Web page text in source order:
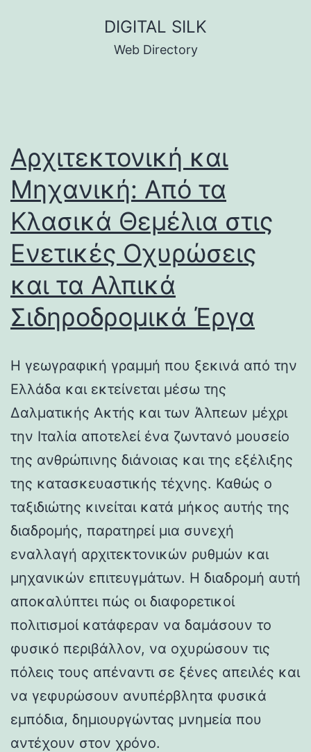
DIGITAL SILK
Web Directory
Αρχιτεκτονική και
Μηχανική: Από τα
Κλασικά Θεμέλια στις
Ενετικές Οχυρώσεις
και τα Αλπικά
Σιδηροδρομικά Έργα
Η γεωγραφική γραμμή που ξεκινά από την
Ελλάδα και εκτείνεται μέσω της
Δαλματικής Ακτής και των Άλπεων μέχρι
την Ιταλία αποτελεί ένα ζωντανό μουσείο
της ανθρώπινης διάνοιας και της εξέλιξης
της κατασκευαστικής τέχνης. Καθώς ο
ταξιδιώτης κινείται κατά μήκος αυτής της
διαδρομής, παρατηρεί μια συνεχή
εναλλαγή αρχιτεκτονικών ρυθμών και
μηχανικών επιτευγμάτων. Η διαδρομή αυτή
αποκαλύπτει πώς οι διαφορετικοί
πολιτισμοί κατάφεραν να δαμάσουν το
φυσικό περιβάλλον, να οχυρώσουν τις
πόλεις τους απέναντι σε ξένες απειλές και
να γεφυρώσουν ανυπέρβλητα φυσικά
εμπόδια, δημιουργώντας μνημεία που
αντέχουν στον χρόνο.